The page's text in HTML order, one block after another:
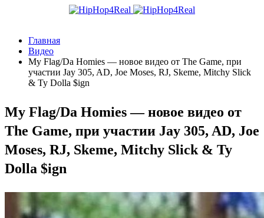
Главная
Видео
My Flag/Da Homies — новое видео от The Game, при
участии Jay 305, AD, Joe Moses, RJ, Skeme, Mitchy Slick
& Ty Dolla $ign
My Flag/Da Homies — новое видео от
The Game, при участии Jay 305, AD, Joe
Moses, RJ, Skeme, Mitchy Slick & Ty
Dolla $ign